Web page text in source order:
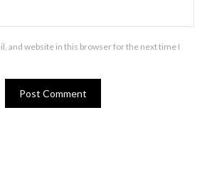
and website in this browser for the next time I